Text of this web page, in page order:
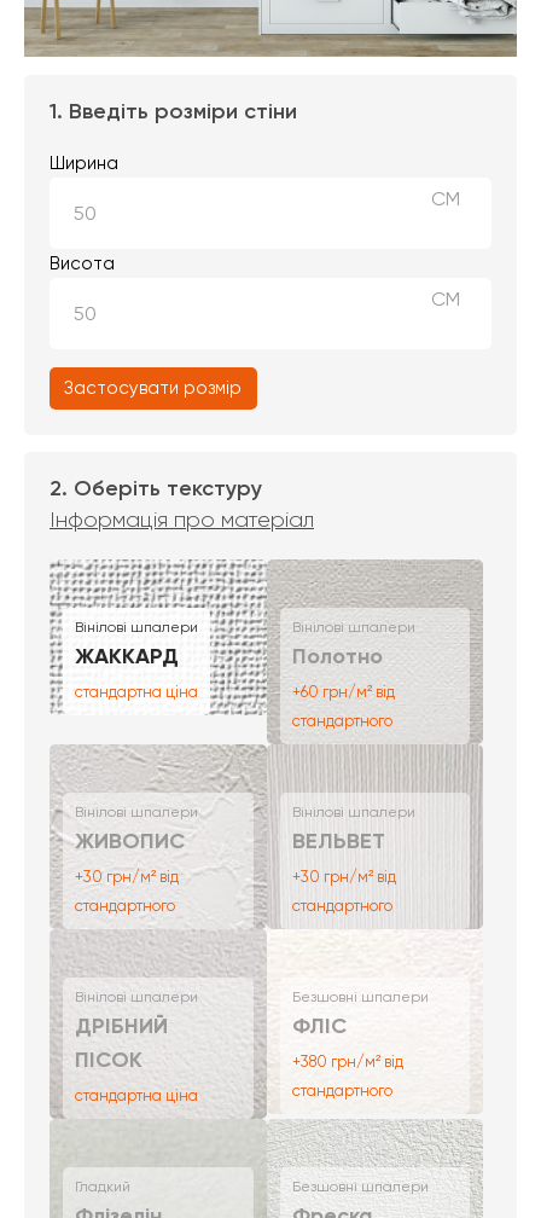
1. Введіть розміри стіни
Ширина
СМ
Висота
СМ
Застосувати розмір
2. Оберіть текстуру
Інформація про матеріал
Вінілові шпалери
ЖАККАРД
стандартна ціна
Вінілові шпалери
Полотно
+60 грн/м² від
стандартного
Вінілові шпалери
ЖИВОПИС
+30 грн/м² від
стандартного
Вінілові шпалери
ВЕЛЬВЕТ
+30 грн/м² від
стандартного
Вінілові шпалери
ДРІБНИЙ
ПІСОК
стандартна ціна
Безшовні шпалери
ФЛІС
+380 грн/м² від
стандартного
Гладкий Безшовні шпалери